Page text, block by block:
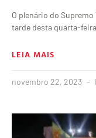
O plenário do
tarde desta quarta-
LEIA MAIS
novembro 22, 2023